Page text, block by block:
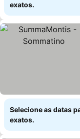
exatos.
Selecione as datas
exatos.